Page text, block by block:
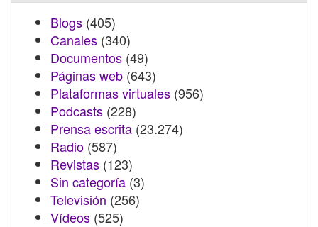
Blogs (405)
Canales (340)
Documentos (49)
Páginas web (643)
Plataformas virtuales (956)
Podcasts (228)
Prensa escrita (23.274)
Radio (587)
Revistas (123)
Sin categoría (3)
Televisión (256)
Vídeos (525)